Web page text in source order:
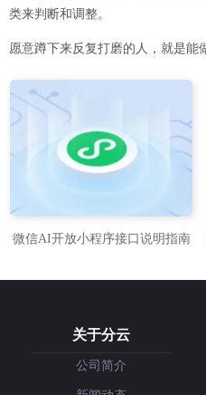
类来判断和调整。
愿意蹲下来反复打磨的人，就是能
微信AI开放小程序接口说明指南
关于分云
公司简介